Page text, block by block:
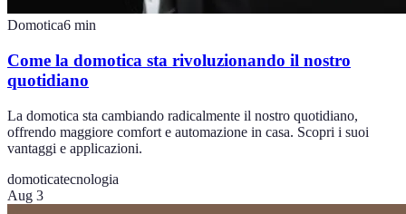
Domotica6 min
Come la domotica sta rivoluzionando il nostro
quotidiano
La domotica sta cambiando radicalmente il nostro quotidiano,
offrendo maggiore comfort e automazione in casa. Scopri i suoi
vantaggi e applicazioni.
domoticatecnologia
Aug 3